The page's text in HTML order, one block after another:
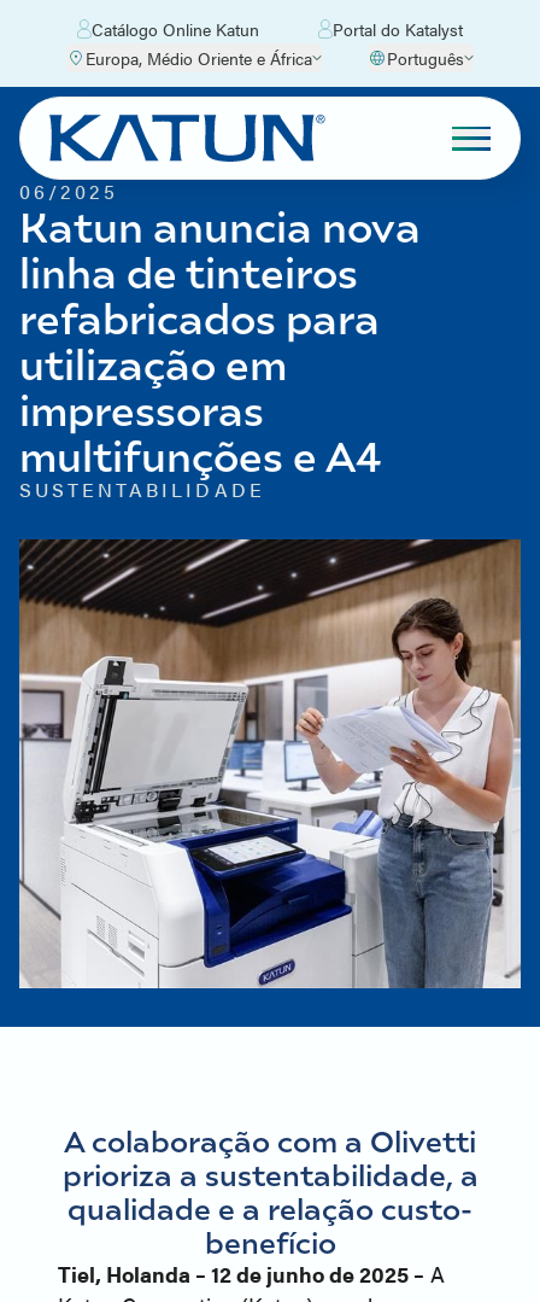
Catálogo Online Katun
Portal do Katalyst
Europa, Médio Oriente e África
Português
06/2025
Katun anuncia nova
linha de tinteiros
refabricados para
utilização em
impressoras
multifunções e A4
SUSTENTABILIDADE
A colaboração com a Olivetti
prioriza a sustentabilidade, a
qualidade e a relação custo-
benefício
Tiel, Holanda – 12 de junho de 2025 – A